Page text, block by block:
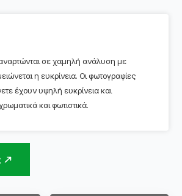
σε χαμηλή ανάλυση με
η ευκρίνεια. Οι φωτογραφίες
έχουν υψηλή ευκρίνεια και
και φωτιστικά.